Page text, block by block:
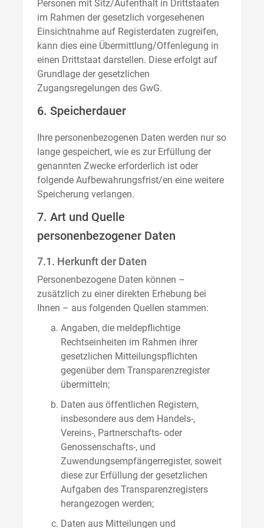
Personen mit Sitz/Aufenthalt in Drittstaaten
im Rahmen der gesetzlich vorgesehenen
Einsichtnahme auf Registerdaten zugreifen,
kann dies eine Übermittlung/Offenlegung in
einen Drittstaat darstellen. Diese erfolgt auf
Grundlage der gesetzlichen
Zugangsregelungen des GwG.
6. Speicherdauer
Ihre personenbezogenen Daten werden nur so
lange gespeichert, wie es zur Erfüllung der
genannten Zwecke erforderlich ist oder
folgende Aufbewahrungsfrist/en eine weitere
Speicherung verlangen.
7. Art und Quelle
personenbezogener Daten
7.1. Herkunft der Daten
Personenbezogene Daten können –
zusätzlich zu einer direkten Erhebung bei
Ihnen – aus folgenden Quellen stammen:
Angaben, die meldepflichtige
Rechtseinheiten im Rahmen ihrer
gesetzlichen Mitteilungspflichten
gegenüber dem Transparenzregister
übermitteln;
Daten aus öffentlichen Registern,
insbesondere aus dem Handels-,
Vereins-, Partnerschafts- oder
Genossenschafts-, und
Zuwendungsempfängerregister, soweit
diese zur Erfüllung der gesetzlichen
Aufgaben des Transparenzregisters
herangezogen werden;
Daten aus Mitteilungen und